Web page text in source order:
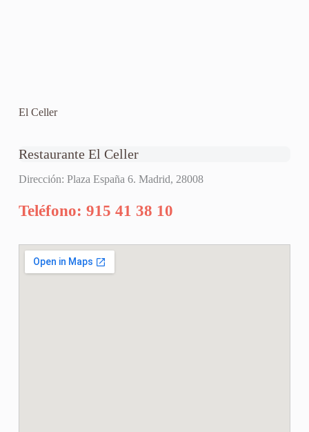
El Celler
Restaurante El Celler
Dirección: Plaza España 6. Madrid, 28008
Teléfono: 915 41 38 10